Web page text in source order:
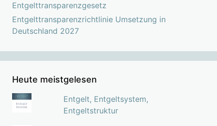
Entgelttransparenzgesetz
Entgelttransparenzrichtlinie Umsetzung in
Deutschland 2027
Heute meistgelesen
Entgelt, Entgeltsystem,
Entgeltstruktur